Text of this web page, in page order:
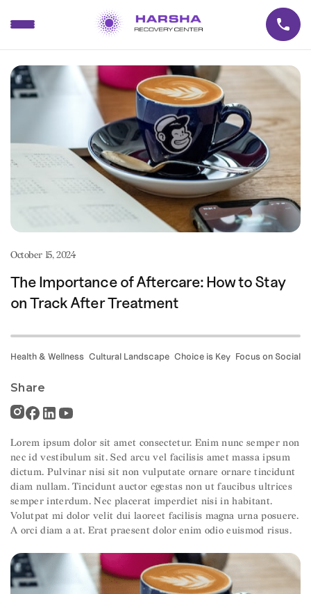
content
Harsha Recovery Center
October 15, 2024
The Importance of Aftercare: How to Stay
on Track After Treatment
Health & Wellness Cultural Landscape Choice is Key Focus on Social
Share
Lorem ipsum dolor sit amet consectetur. Enim nunc semper non
nec id vestibulum sit. Sed arcu vel facilisis amet massa ipsum
dictum. Pulvinar nisi sit non vulputate ornare ornare tincidunt
diam nullam. Tincidunt auctor egestas non ut faucibus ultrices
semper interdum. Nec placerat imperdiet nisi in habitant.
Volutpat mi dolor velit dui laoreet facilisis magna urna posuere.
A orci diam a at. Erat praesent dolor enim odio euismod risus.